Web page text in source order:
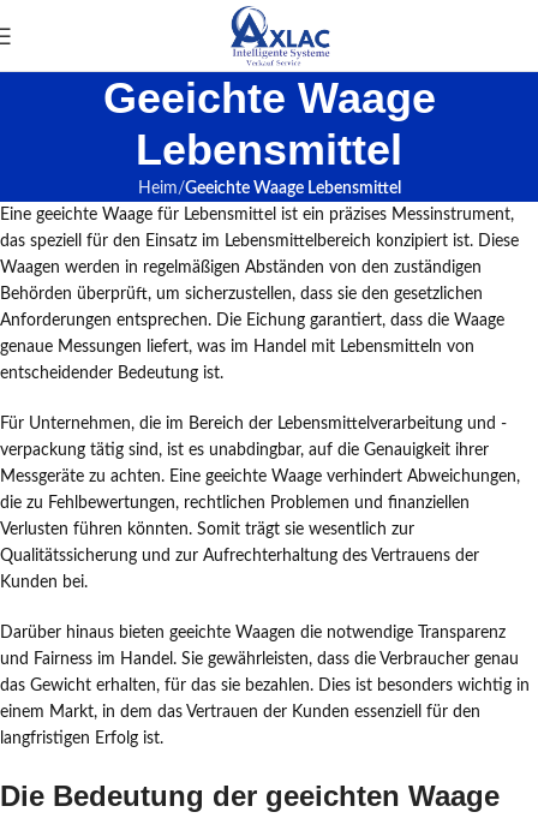
Geeichte Waage
Lebensmittel
Heim Geeichte Waage Lebensmittel
Eine geeichte Waage für Lebensmittel ist ein präzises Messinstrument,
das speziell für den Einsatz im Lebensmittelbereich konzipiert ist. Diese
Waagen werden in regelmäßigen Abständen von den zuständigen
Behörden überprüft, um sicherzustellen, dass sie den gesetzlichen
Anforderungen entsprechen. Die Eichung garantiert, dass die Waage
genaue Messungen liefert, was im Handel mit Lebensmitteln von
entscheidender Bedeutung ist.
Für Unternehmen, die im Bereich der Lebensmittelverarbeitung und -
verpackung tätig sind, ist es unabdingbar, auf die Genauigkeit ihrer
Messgeräte zu achten. Eine geeichte Waage verhindert Abweichungen,
die zu Fehlbewertungen, rechtlichen Problemen und finanziellen
Verlusten führen könnten. Somit trägt sie wesentlich zur
Qualitätssicherung und zur Aufrechterhaltung des Vertrauens der
Kunden bei.
Darüber hinaus bieten geeichte Waagen die notwendige Transparenz
und Fairness im Handel. Sie gewährleisten, dass die Verbraucher genau
das Gewicht erhalten, für das sie bezahlen. Dies ist besonders wichtig in
einem Markt, in dem das Vertrauen der Kunden essenziell für den
langfristigen Erfolg ist.
Die Bedeutung der geeichten Waage